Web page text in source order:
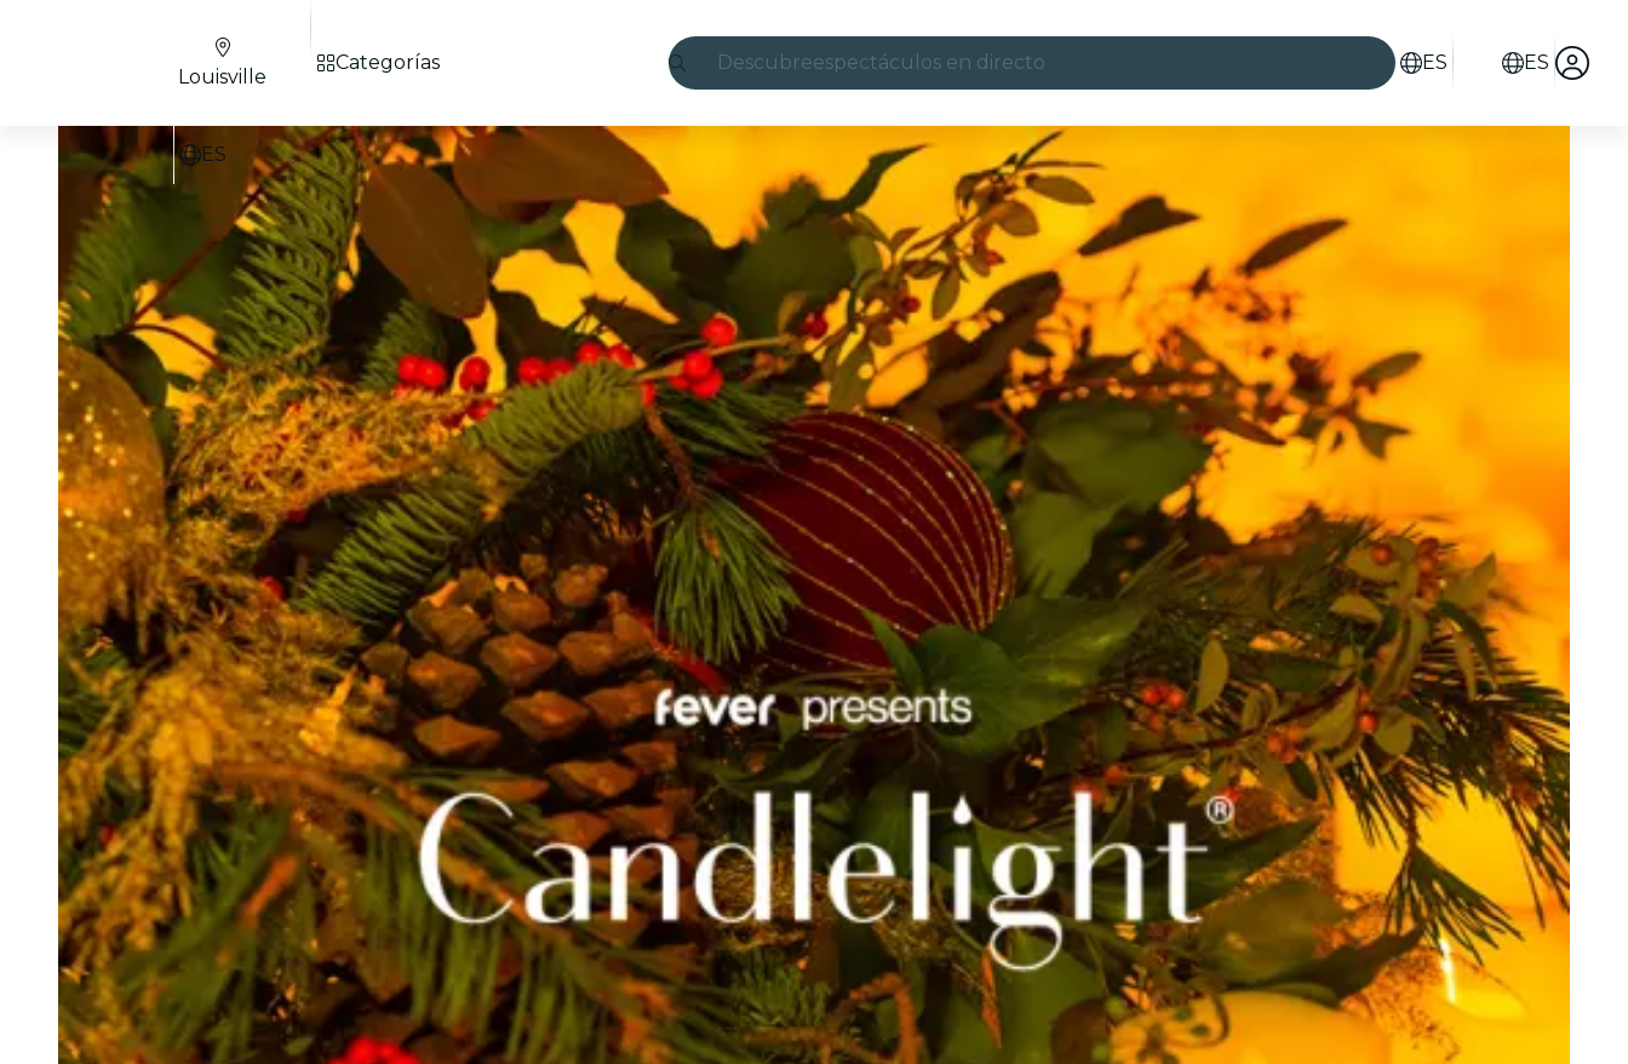
Descubreespectáculos en directo
candlelight
Londres
experiencias y ciudades
São Paulo
exposiciones
Seúl
recorridos por la ciudad
conciertos
restaurantes
cine
ES ES
Louisville
ES
Categorías